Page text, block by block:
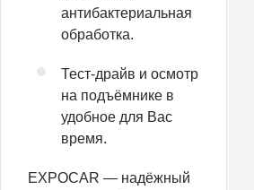
антибактериальная
обработка.
Тест-драйв и осмотр
на подъёмнике в
удобное для Вас
время.
EXPOCAR — надёжный